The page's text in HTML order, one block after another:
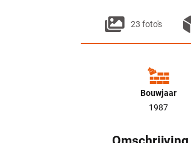
23 foto's
Bouwjaar
1987